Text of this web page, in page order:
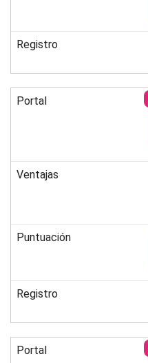
Registro
Portal
Ventajas
Puntuación
Registro
Portal